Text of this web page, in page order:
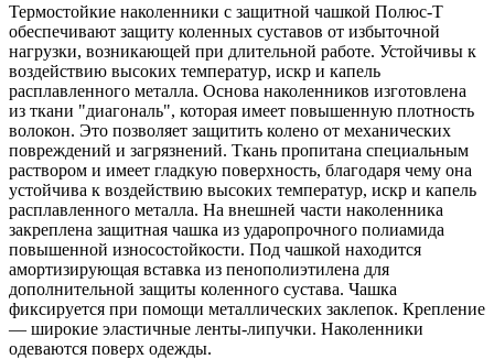
Термостойкие наколенники с защитной чашкой Полюс-Т
обеспечивают защиту коленных суставов от избыточной
нагрузки, возникающей при длительной работе. Устойчивы к
воздействию высоких температур, искр и капель
расплавленного металла. Основа наколенников изготовлена
из ткани "диагональ", которая имеет повышенную плотность
волокон. Это позволяет защитить колено от механических
повреждений и загрязнений. Ткань пропитана специальным
раствором и имеет гладкую поверхность, благодаря чему она
устойчива к воздействию высоких температур, искр и капель
расплавленного металла. На внешней части наколенника
закреплена защитная чашка из ударопрочного полиамида
повышенной износостойкости. Под чашкой находится
амортизирующая вставка из пенополиэтилена для
дополнительной защиты коленного сустава. Чашка
фиксируется при помощи металлических заклепок. Крепление
— широкие эластичные ленты-липучки. Наколенники
одеваются поверх одежды.